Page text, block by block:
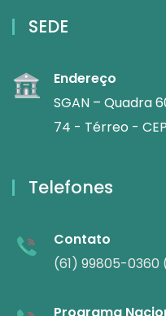
SEDE
Endereço
SGAN – Quadra
74 - Térreo -
Telefones
Contato
(61) 99805-